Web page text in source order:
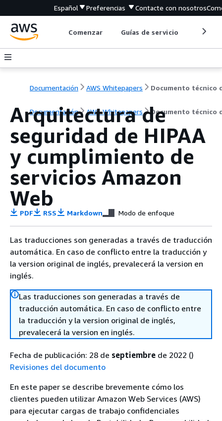
Español Preferencias Contacte con nosotros
Comenzar Guías de servicio
Documentación AWS Whitepapers
Documentación AWS Whitepapers Documento técnico
Arquitectura de
seguridad de HIPAA
y cumplimiento de
servicios Amazon
Web
PDF RSS Markdown Modo de enfoque
Las traducciones son generadas a través de traducción
automática. En caso de conflicto entre la traducción y
la version original de inglés, prevalecerá la version en
inglés.
Las traducciones son generadas a través de
traducción automática. En caso de conflicto entre
la traducción y la version original de inglés,
prevalecerá la version en inglés.
Fecha de publicación: 28 de septiembre de 2022 ()
Revisiones del documento
En este paper se describe brevemente cómo los
clientes pueden utilizar Amazon Web Services (AWS)
para ejecutar cargas de trabajo confidenciales